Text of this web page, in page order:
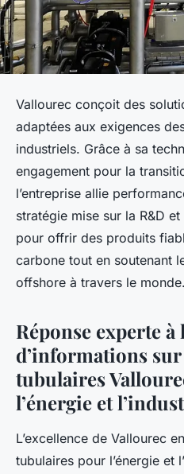
Vallourec conçoit des
adaptées aux exigences
industriels. Grâce à sa
engagement pour la
l’entreprise allie
stratégie mise sur la R&D
pour offrir des produits
carbone tout en soutenant
offshore à travers le monde.
Réponse experte
d’informations
tubulaires
l’énergie et
L’excellence de Vallourec
tubulaires pour l’énergie et